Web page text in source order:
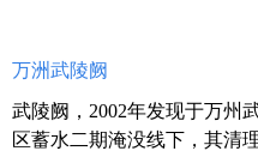
万洲武陵阙
武陵阙，2002年发现于万州
区蓄水二期淹没线下，其清